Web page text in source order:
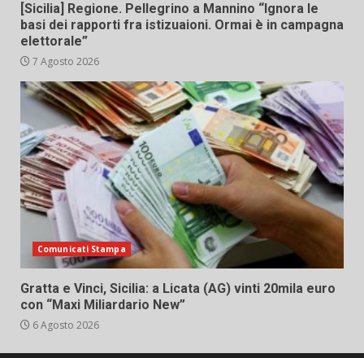
[Sicilia] Regione. Pellegrino a Mannino “Ignora le
basi dei rapporti fra istizuaioni. Ormai è in campagna
elettorale”
7 Agosto 2026
Comunicati Stampa
Gratta e Vinci, Sicilia: a Licata (AG) vinti 20mila euro
con “Maxi Miliardario New”
6 Agosto 2026